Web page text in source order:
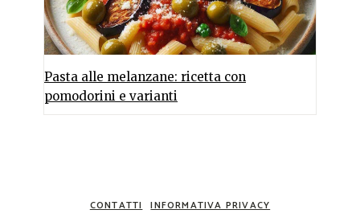
Pasta alle melanzane: ricetta con
pomodorini e varianti
CONTATTI INFORMATIVA PRIVACY